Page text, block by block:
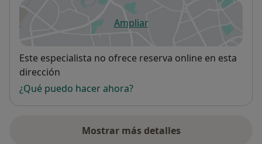
Ampliarse abre en una nueva
Disponibilidad
Este especialista no ofrece reserva online en esta
dirección
¿Qué puedo hacer ahora?
Mostrar más detalles
sobre la dirección